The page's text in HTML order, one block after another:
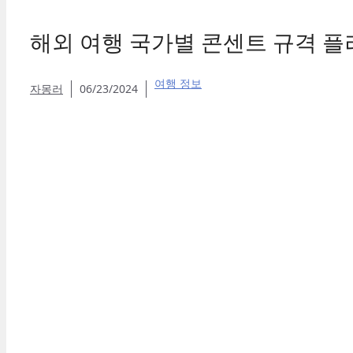
해외 여행 국가별 콘센트 규격 플
자몽러 06/23/2024 여행 정보